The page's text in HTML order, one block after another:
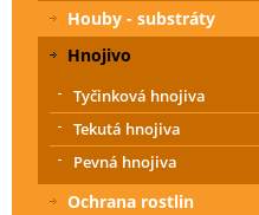
Houby - substráty
Hnojivo
Tyčinková hnojiva
Tekutá hnojiva
Pevná hnojiva
Ochrana rostlin